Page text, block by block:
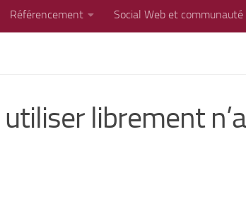
Référencement Social Web et communauté
librement